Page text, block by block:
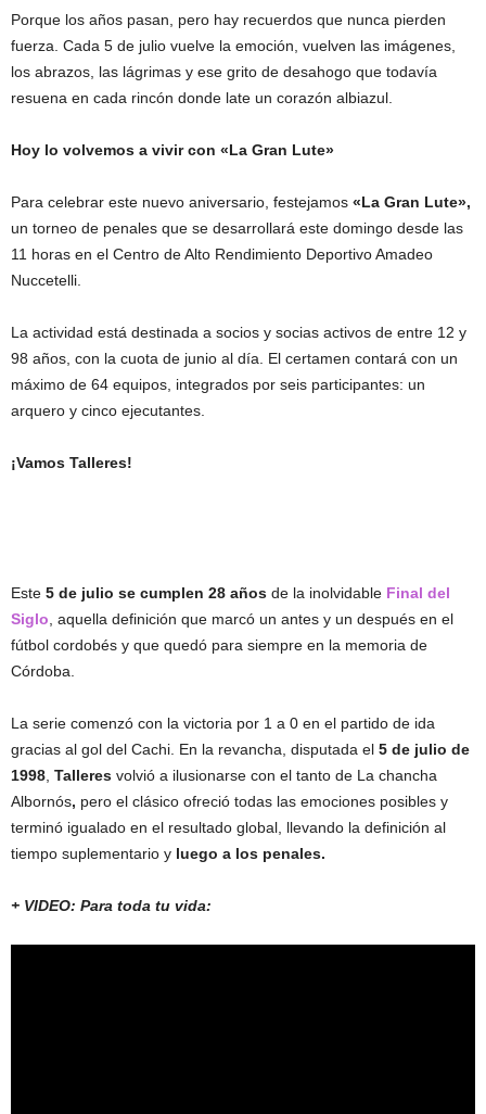
Porque los años pasan, pero hay recuerdos que nunca pierden
fuerza. Cada 5 de julio vuelve la emoción, vuelven las imágenes,
los abrazos, las lágrimas y ese grito de desahogo que todavía
resuena en cada rincón donde late un corazón albiazul.
Hoy lo volvemos a vivir con «La Gran Lute»
Para celebrar este nuevo aniversario, festejamos «La Gran Lute»,
un torneo de penales que se desarrollará este domingo desde las
11 horas en el Centro de Alto Rendimiento Deportivo Amadeo
Nuccetelli.
La actividad está destinada a socios y socias activos de entre 12 y
98 años, con la cuota de junio al día. El certamen contará con un
máximo de 64 equipos, integrados por seis participantes: un
arquero y cinco ejecutantes.
¡Vamos Talleres!
Este 5 de julio se cumplen 28 años de la inolvidable Final del
Siglo , aquella definición que marcó un antes y un después en el
fútbol cordobés y que quedó para siempre en la memoria de
Córdoba.
La serie comenzó con la victoria por 1 a 0 en el partido de ida
gracias al gol del Cachi. En la revancha, disputada el 5 de julio de
1998 Talleres volvió a ilusionarse con el tanto de La chancha
Albornós, pero el clásico ofreció todas las emociones posibles y
terminó igualado en el resultado global, llevando la definición al
tiempo suplementario y luego a los penales.
+ VIDEO: Para toda tu vida: